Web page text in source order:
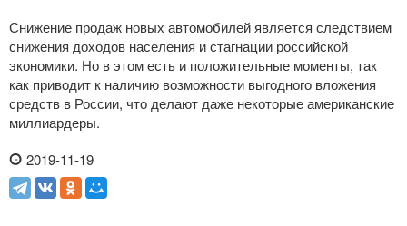
Снижение продаж новых автомобилей является следствием
снижения доходов населения и стагнации российской
экономики. Но в этом есть и положительные моменты, так
как приводит к наличию возможности выгодного вложения
средств в России, что делают даже некоторые американские
миллиардеры.
2019-11-19